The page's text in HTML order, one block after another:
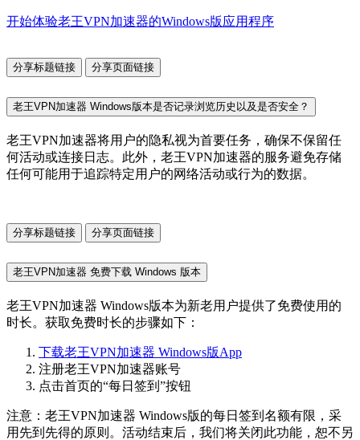
开始体验老王VPN加速器的Windows版应用程序
分享标题链接 分享页面链接
老王VPN加速器 Windows版本是否记录浏览历史以及是否安全？
老王VPN加速器将用户的隐私视为首要任务，确保不保留任
何活动或连接日志。此外，老王VPN加速器的服务避免存储
任何可能用于追踪特定用户的网络活动或行为的数据。
分享标题链接 分享页面链接
老王VPN加速器 免费下载 Windows 版本
老王VPN加速器 Windows版本为新老用户提供了免费使用的
时长。获取免费时长的步骤如下：
下载老王VPN加速器 Windows版App
注册老王VPN加速器账号
点击首页的“每日签到”按钮
注意：老王VPN加速器 Windows版的每日签到名额有限，采
用先到先得的原则。活动结束后，我们将关闭此功能，恕不另